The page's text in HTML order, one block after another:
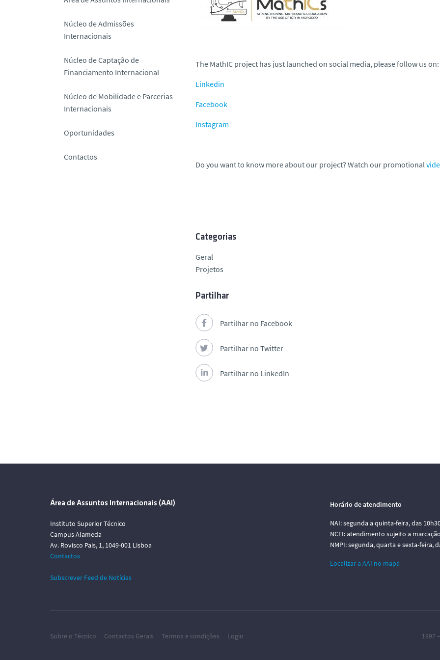
Núcleo de Admissões
Internacionais
Núcleo de Captação de
Financiamento Internacional
Núcleo de Mobilidade e Parcerias
Internacionais
Oportunidades
Contactos
The MathIC project has just launched on social media, please follow us on:
Linkedin
Facebook
Instagram
Do you want to know more about our project? Watch our promotional
Categorias
Geral
Projetos
Partilhar
Partilhar no Facebook
Partilhar no Twitter
Partilhar no LinkedIn
Área de Assuntos Internacionais (AAI)
Instituto Superior Técnico
Campus Alameda
Av. Rovisco Pais, 1, 1049-001 Lisboa
Contactos
Subscrever Feed de Notícias
Horário de atendimento
NAI: segunda a quinta-feira, das
NCFI: atendimento sujeito a
NMPI: segunda, quarta e sexta-feira,
Localizar a AAI no mapa
Sobre o Técnico Contactos Gerais Termos e condições Login 1997